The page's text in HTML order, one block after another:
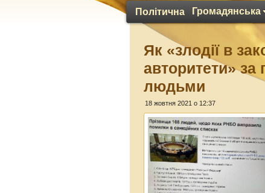
Політична Громадянська
Як «злодії в
авторитети» за
людьми
18 жовтня 2021 о 12:37